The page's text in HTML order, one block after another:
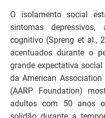
O isolamento social
sintomas
cognitivo (Spreng et al.,
acentuados durante o
grande expectativa
da American
(AARP Foundation)
adultos com 50 anos